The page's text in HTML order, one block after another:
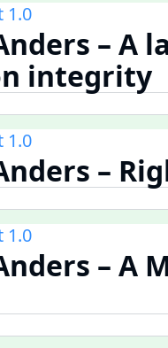
1.0
– A
integrity
1.0
–
1.0
– A